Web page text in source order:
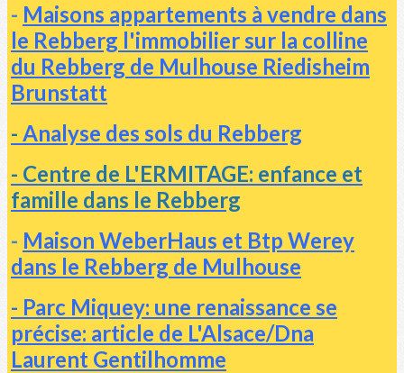
- Maisons appartements à vendre dans
le Rebberg l'immobilier sur la colline
du Rebberg de Mulhouse Riedisheim
Brunstatt
- Analyse des sols du Rebberg
- Centre de L'ERMITAGE: enfance et
famille dans le Rebberg
- Maison WeberHaus et Btp Werey
dans le Rebberg de Mulhouse
- Parc Miquey: une renaissance se
précise: article de L'Alsace/Dna
Laurent Gentilhomme